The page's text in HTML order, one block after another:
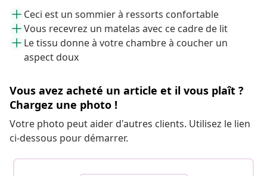
Ceci est un sommier à ressorts confortable
Vous recevrez un matelas avec ce cadre de lit
Le tissu donne à votre chambre à coucher un
aspect doux
Vous avez acheté un article et il vous plaît ?
Chargez une photo !
Votre photo peut aider d'autres clients. Utilisez le lien
ci-dessous pour démarrer.